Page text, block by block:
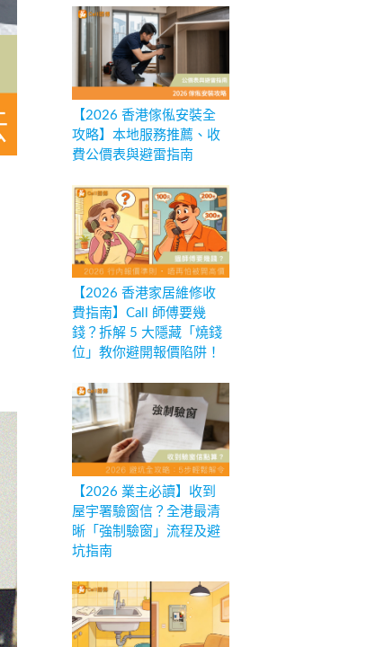
【2026 香港傢俬安裝全
攻略】本地服務推薦、收
費公價表與避雷指南
【2026 香港家居維修收
費指南】Call 師傅要幾
錢？拆解 5 大隱藏「燒錢
位」教你避開報價陷阱！
【2026 業主必讀】收到
屋宇署驗窗信？全港最清
晰「強制驗窗」流程及避
坑指南